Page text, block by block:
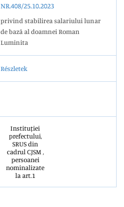
NR.408/25.10.2023
privind stabilirea salariului lunar
de bază al doamnei Roman
Luminita
Részletek
Instituției
prefectului,
SRUS din
cadrul CJSM ,
persoanei
nominalizate
la art.1